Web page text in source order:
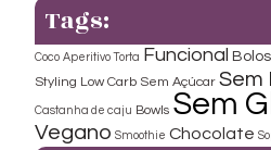
Tags:
Coco Aperitivo Torta Funcional Bolos
Styling Low Carb Sem Açúcar Sem
Castanha de caju Bowls Sem
Vegano Smoothie Chocolate